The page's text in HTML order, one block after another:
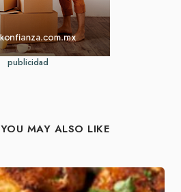
publicidad
YOU MAY ALSO LIKE